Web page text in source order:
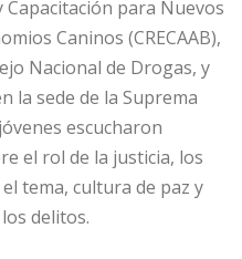
para Nuevos
Caninos (CRECAAB),
Nacional de Drogas, y
la sede de la Suprema
escucharon
el rol de la justicia, los
tema, cultura de paz y
delitos.